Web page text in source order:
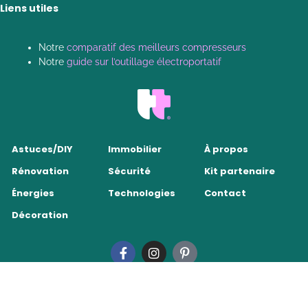
Liens utiles
Notre comparatif des meilleurs compresseurs
Notre guide sur l’outillage électroportatif
Astuces/DIY
Rénovation
Énergies
Décoration
Immobilier
Sécurité
Technologies
À propos
Kit partenaire
Contact